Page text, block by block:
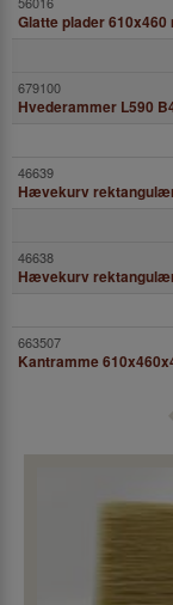
Glatte plader 610x460
Hvederammer L590
Hævekurv
Hævekurv
Kantramme